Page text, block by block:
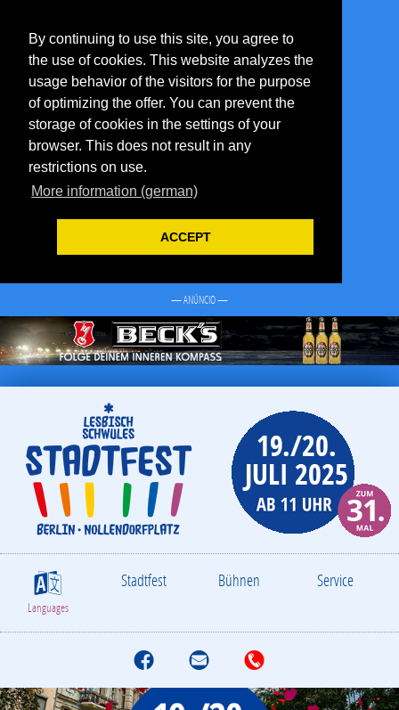
By continuing to use this site, you agree to
the use of cookies. This website analyzes the
usage behavior of the visitors for the purpose
of optimizing the offer. You can prevent the
storage of cookies in the settings of your
browser. This does not result in any
restrictions on use.
More information (german)
ACCEPT
— ANÚNCIO —
S
Languages
Stadtfest Bühnen Service
f M T